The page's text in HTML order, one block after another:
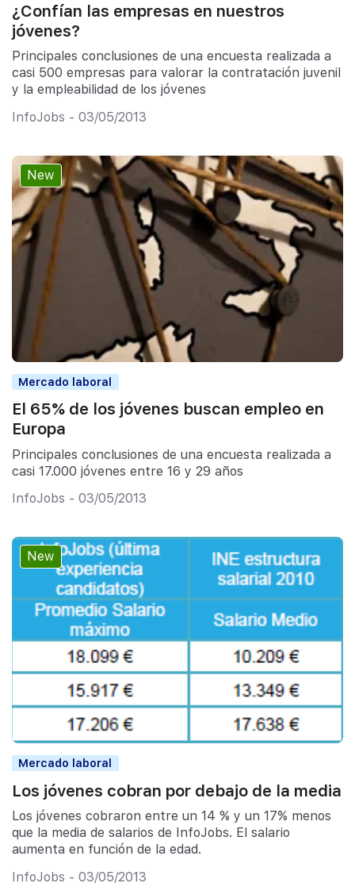
¿Confían las empresas en nuestros
jóvenes?
Principales conclusiones de una encuesta realizada a
casi 500 empresas para valorar la contratación juvenil
y la empleabilidad de los jóvenes
InfoJobs - 03/05/2013
New
Mercado laboral
El 65% de los jóvenes buscan empleo en
Europa
Principales conclusiones de una encuesta realizada a
casi 17.000 jóvenes entre 16 y 29 años
InfoJobs - 03/05/2013
New
Mercado laboral
Los jóvenes cobran por debajo de la media
Los jóvenes cobraron entre un 14 % y un 17% menos
que la media de salarios de InfoJobs. El salario
aumenta en función de la edad.
InfoJobs - 03/05/2013